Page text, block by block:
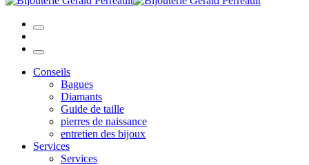
Conseils
Bagues
Diamants
Guide de taille
pierres de naissance
entretien des bijoux
Services
Services